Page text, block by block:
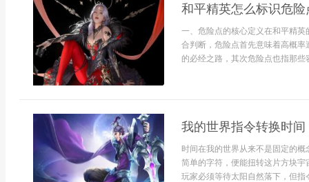
和平精英怎么标识危
一、危险点的核心定义在和平精
合判断，危险点首先意味着高概
的必经之路，其次危险点也指那
我的世界指令转换时
时间在我的世界从来不是固定的
简单的字符，便能扭转这片方块
玩家必须等待太阳自然落下，但